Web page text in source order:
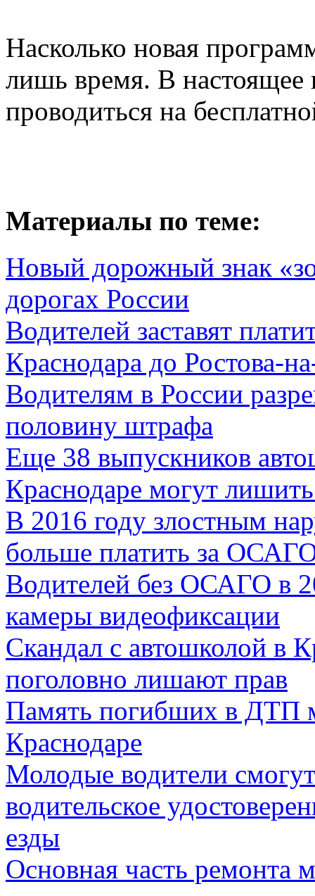
Насколько новая
лишь время. В настоящее
проводиться на
Материалы по теме:
Новый дорожный знак
дорогах России
Водителей заставят
Краснодара до Ростова-
Водителям в России
половину штрафа
Еще 38 выпускников
Краснодаре могут
В 2016 году злостным
больше платить за
Водителей без ОСАГО в
камеры видеофиксации
Скандал с автошколой в
поголовно лишают прав
Память погибших в ДТП
Краснодаре
Молодые водители
водительское
езды
Основная часть ремонта